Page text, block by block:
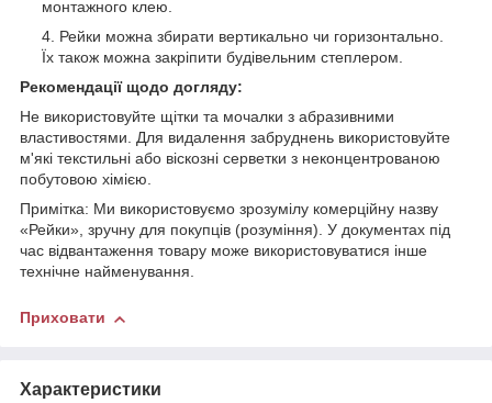
монтажного клею.
Рейки можна збирати вертикально чи горизонтально.
Їх також можна закріпити будівельним степлером.
Рекомендації щодо догляду:
Не використовуйте щітки та мочалки з абразивними
властивостями. Для видалення забруднень використовуйте
м'які текстильні або віскозні серветки з неконцентрованою
побутовою хімією.
Примітка: Ми використовуємо зрозумілу комерційну назву
«Рейки», зручну для покупців (розуміння). У документах під
час відвантаження товару може використовуватися інше
технічне найменування.
Приховати
Характеристики